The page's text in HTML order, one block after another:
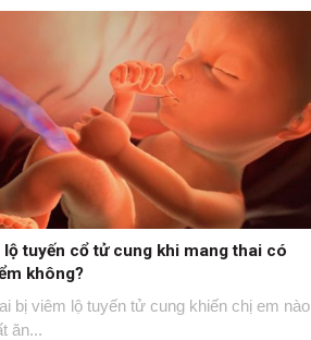
lộ tuyến cổ tử cung khi mang thai có
không?
bị viêm lộ tuyến tử cung khiến chị em nào
ăn...